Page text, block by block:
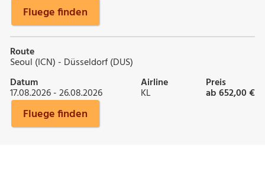
Fluege finden
Route
Seoul (ICN) - Düsseldorf (DUS)
Datum
17.08.2026 - 26.08.2026
Airline
KL
Preis
ab 652,00 €
Fluege finden